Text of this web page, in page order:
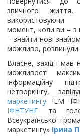
звичного
момент, коли ви –
– знайти нові
можливо, розвинули
Власне, захід і мав
можливості
інформаційну
нетворкінгу,
маркетингу ІЕМ
ІФНТУНГ та
Всеукраїнської
маркетингу» Ірина